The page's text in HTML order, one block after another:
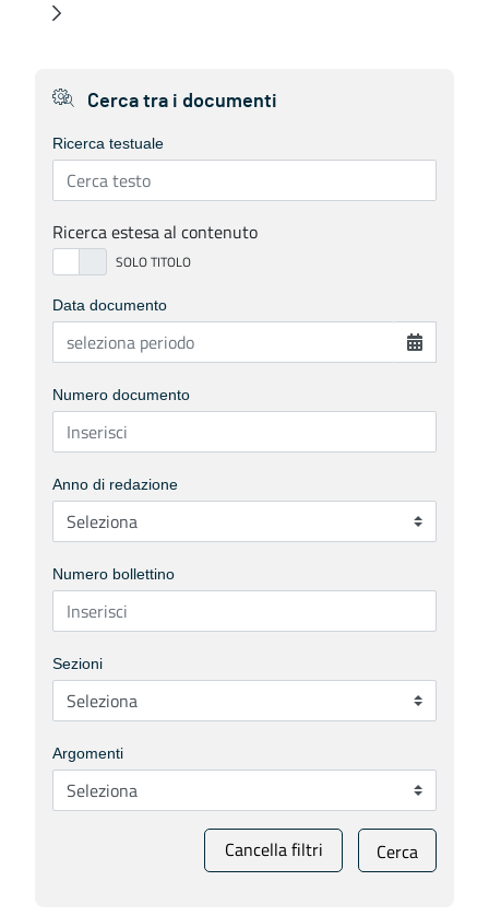
Cerca tra i documenti
Ricerca testuale
Ricerca estesa al contenuto
Data documento
Numero documento
Anno di redazione
Numero bollettino
Sezioni
Argomenti
Cancella filtri Cerca